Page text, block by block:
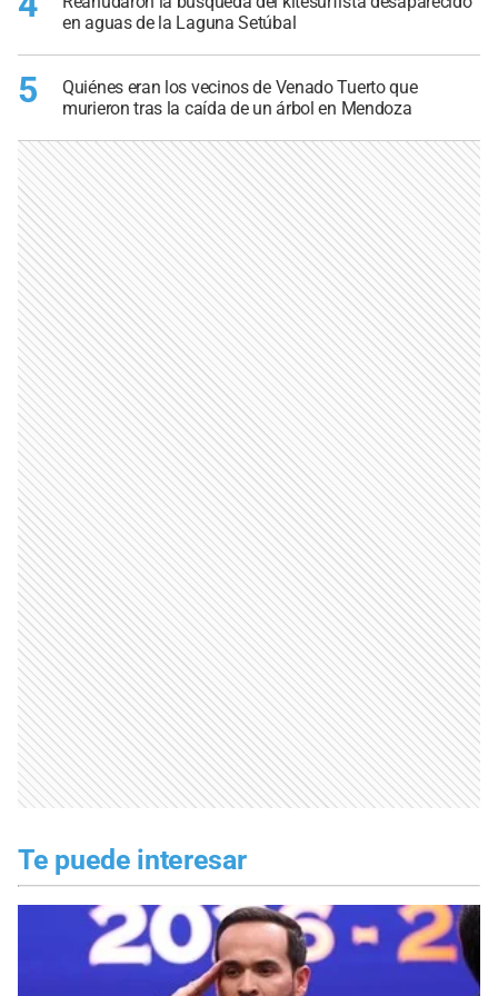
en aguas de la Laguna Setúbal
5
Quiénes eran los vecinos de Venado Tuerto que
murieron tras la caída de un árbol en Mendoza
Te puede interesar